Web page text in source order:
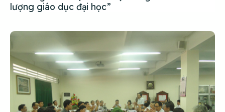
lượng giáo dục đại học”